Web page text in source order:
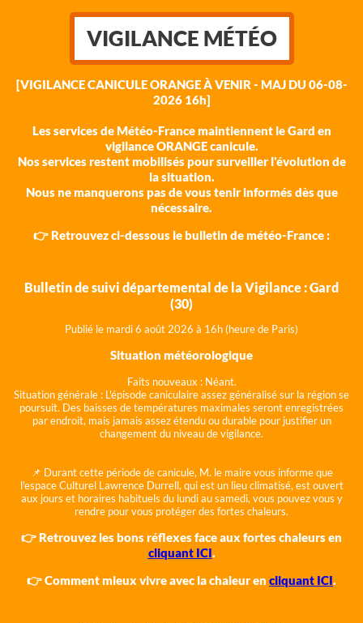
VIGILANCE MÉTÉO
[VIGILANCE CANICULE ORANGE À VENIR - MAJ DU 06-08-
2026 16h]
Les services de Météo-France maintiennent le Gard en
vigilance ORANGE canicule.
Nos services restent mobilisés pour surveiller l'évolution de
la situation.
Nous ne manquerons pas de vous tenir informés dès que
nécessaire.
👉 Retrouvez ci-dessous le bulletin de météo-France :
Bulletin de suivi départemental de la Vigilance : Gard
(30)
Publié le mardi 6 août 2026 à 16h (heure de Paris)
Situation météorologique
Faits nouveaux : Néant.
Situation générale : L'épisode caniculaire assez généralisé sur la région se
poursuit. Des baisses de températures maximales seront enregistrées
par endroit, mais jamais assez étendu ou durable pour justifier un
changement du niveau de vigilance.
📌 Durant cette période de canicule, M. le maire vous informe que
l'espace Culturel Lawrence Durrell, qui est un lieu climatisé, est ouvert
aux jours et horaires habituels du lundi au samedi, vous pouvez vous y
rendre pour vous protéger des fortes chaleurs.
👉 Retrouvez les bons réflexes face aux fortes chaleurs en
cliquant ICI.
👉 Comment mieux vivre avec la chaleur en cliquant ICI.